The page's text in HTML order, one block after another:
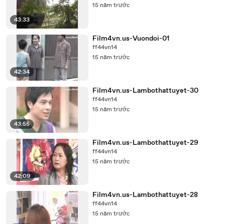
43:33
15 năm trước
42:34
Film4vn.us-Vuondoi-01
ff44vn14
15 năm trước
43:55
Film4vn.us-Lambothattuyet-30
ff44vn14
15 năm trước
42:09
Film4vn.us-Lambothattuyet-29
ff44vn14
15 năm trước
Film4vn.us-Lambothattuyet-28
ff44vn14
15 năm trước